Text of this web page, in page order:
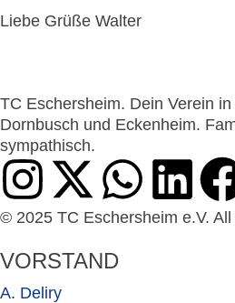
Liebe Grüße Walter
TC Eschersheim. Dein Verein
Dornbusch und Eckenheim.
sympathisch.
© 2025 TC Eschersheim e.V.
VORSTAND
A. Deliry